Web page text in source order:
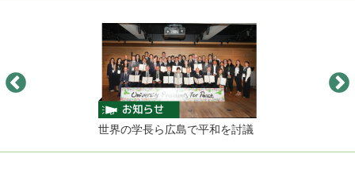
世界の学長ら広島で平和を討議